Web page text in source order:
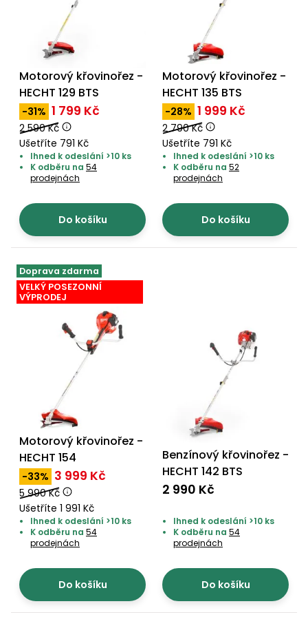
Ruční
nářadí
Rozmetadla
a posypové
vozíky
Zametací
stroje
Sněhové
frézy
Sněhová
hrabla,
škrabky
Příslušenství
Nabíječky
Příslušenství
Topidla
Navijáky
a kladky
Motorový křovinořez -
HECHT 129 BTS
-31% 1 799 Kč
2 590 Kč
Ušetříte 791 Kč
Ihned k odeslání >10 ks
K odběru na 54
prodejnách
Do košíku
Motorový křovinořez -
HECHT 135 BTS
-28% 1 999 Kč
2 790 Kč
Ušetříte 791 Kč
Ihned k odeslání >10 ks
K odběru na 52
prodejnách
Do košíku
Doprava zdarma
VELKÝ POSEZONNÍ
VÝPRODEJ
Motorový křovinořez -
HECHT 154
-33% 3 999 Kč
5 990 Kč
Ušetříte 1 991 Kč
Ihned k odeslání >10 ks
K odběru na 54
prodejnách
Do košíku
Benzínový křovinořez -
HECHT 142 BTS
2 990 Kč
Ihned k odeslání >10 ks
K odběru na 54
prodejnách
Do košíku